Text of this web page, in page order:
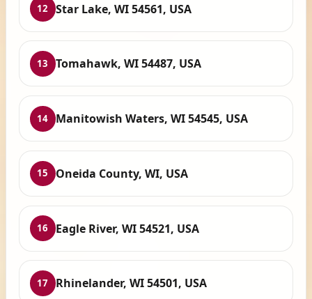
12 Star Lake, WI 54561, USA
13 Tomahawk, WI 54487, USA
14 Manitowish Waters, WI 54545, USA
15 Oneida County, WI, USA
16 Eagle River, WI 54521, USA
17 Rhinelander, WI 54501, USA